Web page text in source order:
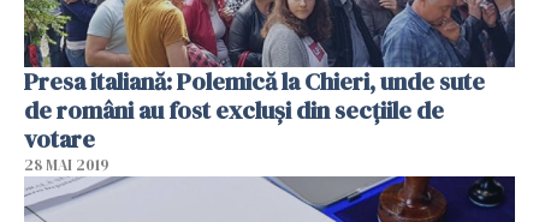
Presa italiană: Polemică la Chieri, unde sute
de români au fost excluși din secţiile de
votare
28 MAI 2019